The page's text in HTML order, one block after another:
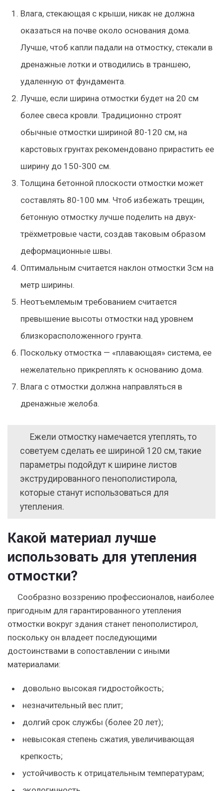
Влага, стекающая с крыши, никак не должна
оказаться на почве около основания дома.
Лучше, чтоб капли падали на отмостку, стекали в
дренажные лотки и отводились в траншею,
удаленную от фундамента.
Лучше, если ширина отмостки будет на 20 см
более свеса кровли. Традиционно строят
обычные отмостки шириной 80-120 см, на
карстовых грунтах рекомендовано прирастить ее
ширину до 150-300 см.
Толщина бетонной плоскости отмостки может
составлять 80-100 мм. Чтоб избежать трещин,
бетонную отмостку лучше поделить на двух-
трёхметровые части, создав таковым образом
деформационные швы.
Оптимальным считается наклон отмостки 3см на
метр ширины.
Неотъемлемым требованием считается
превышение высоты отмостки над уровнем
близкорасположенного грунта.
Поскольку отмостка — «плавающая» система, ее
нежелательно прикреплять к основанию дома.
Влага с отмостки должна направляться в
дренажные желоба.
Ежели отмостку намечается утеплять, то
советуем сделать ее шириной 120 см, такие
параметры подойдут к ширине листов
экструдированного пенополистирола,
которые станут использоваться для
утепления.
Какой материал лучше
использовать для утепления
отмостки?
Сообразно воззрению профессионалов, наиболее
пригодным для гарантированного утепления
отмостки вокруг здания станет пенополистирол,
поскольку он владеет последующими
достоинствами в сопоставлении с иными
материалами:
довольно высокая гидростойкость;
незначительный вес плит;
долгий срок службы (более 20 лет);
невысокая степень сжатия, увеличивающая
крепкость;
устойчивость к отрицательным температурам;